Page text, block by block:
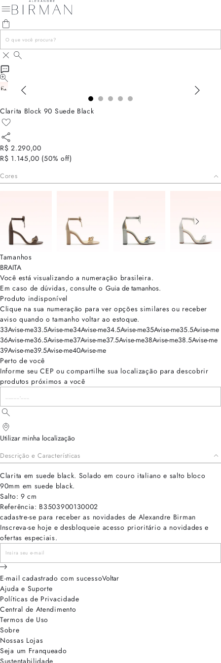
Clarita Block 90 Suede Black
R$ 2.290,00
R$ 1.145,00 (50% off)
Cores
Tamanhos
BRAITA
Você está visualizando a numeração brasileira.
Em caso de dúvidas, consulte o Guia de tamanhos.
Produto indisponível
Clique na sua numeração para ver opções similares ou receber
aviso quando o tamanho voltar ao estoque.
33Avise-me33.5Avise-me34Avise-me34.5Avise-me35Avise-me35.5Avise-me
36Avise-me36.5Avise-me37Avise-me37.5Avise-me38Avise-me38.5Avise-me
39Avise-me39.5Avise-me40Avise-me
Perto de você
Informe seu CEP ou compartilhe sua localização para descobrir
produtos próximos a você
Utilizar minha localização
Descrição e Características
Clarita em suede black. Solado em couro italiano e salto bloco
90mm em suede black.
Salto: 9 cm
Referência: B3503900130002
cadastre-se para receber as novidades de Alexandre Birman
Inscreva-se hoje e desbloqueie acesso prioritário a novidades e
ofertas especiais.
E-mail cadastrado com sucessoVoltar
Ajuda e Suporte
Políticas de Privacidade
Central de Atendimento
Termos de Uso
Sobre
Nossas Lojas
Seja um Franqueado
Sustentabilidade